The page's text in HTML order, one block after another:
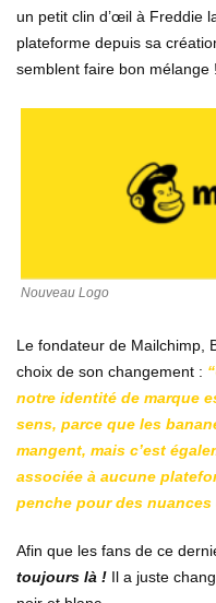
un petit clin d’œil à Freddie
plateforme depuis sa
semblent faire bon mélange !
Nouveau Logo
Le fondateur de Mailchimp,
choix de son changement : “
notre identité de marque
sens, parce que les
mangent, mais c’est
associée à aucune
penche pour des
Afin que les fans de ce
toujours là ! Il a juste